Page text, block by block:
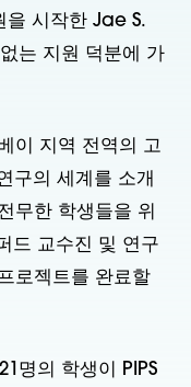
을 시작한 Jae S.
는 지원 덕분에 가
이 지역 전역의 고
구의 세계를 소개
무한 학생들을 위
드 교수진 및 연구
로젝트를 완료할
명의 학생이 PIPS